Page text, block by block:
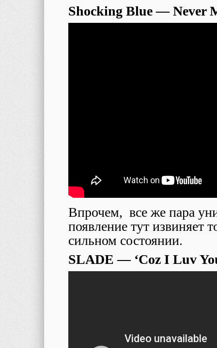
Shocking Blue — Never
Впрочем, все же пара
появление тут извиняет
сильном состоянии.
SLADE — ‘Coz I Luv